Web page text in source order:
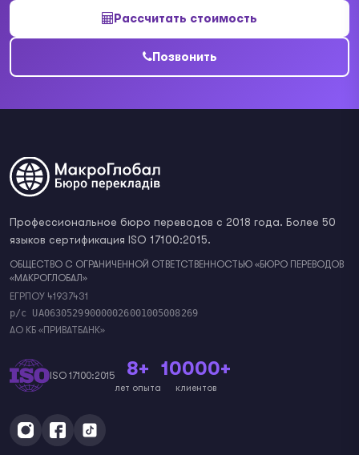
Рассчитать стоимость
Позвонить
Профессиональное бюро переводов с 2018 года. Более 50
языков сертификация ISO 17100:2015.
ОБЩЕСТВО С ОГРАНИЧЕННОЙ ОТВЕТСТВЕННОСТЬЮ «БЮРО ПЕРЕВОДОВ
«МАКРОГЛОБАЛ»
ЕГРПОУ 41937431
р/с UA063052990000026001005008269
АО КБ «ПРИВАТБАНК»
ISO 17100:2015 8+
лет опыта
10000+
клиентов